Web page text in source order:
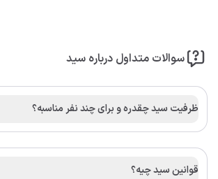
سوالات متداول درباره سید
ظرفیت سید چقدره و برای چند نفر مناسبه؟
قوانین سید چیه؟